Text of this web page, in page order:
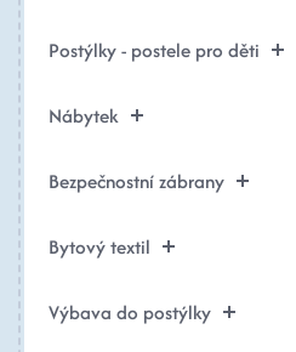
Postýlky - postele pro děti
Nábytek
Bezpečnostní zábrany
Bytový textil
Výbava do postýlky